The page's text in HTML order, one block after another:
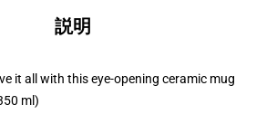
説明
it all with this eye-opening ceramic mug
ml)